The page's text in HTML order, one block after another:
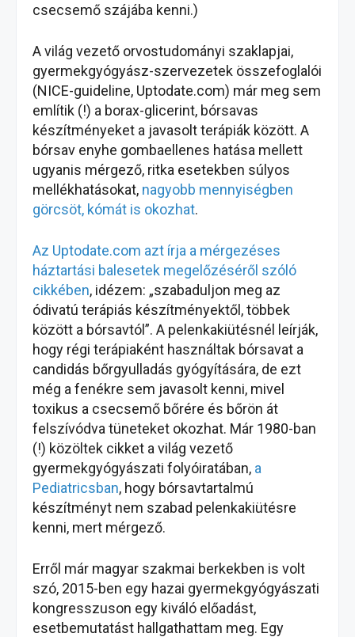
csecsemő szájába kenni.)
A világ vezető orvostudományi szaklapjai,
gyermekgyógyász-szervezetek összefoglalói
(NICE-guideline, Uptodate.com) már meg sem
említik (!) a borax-glicerint, bórsavas
készítményeket a javasolt terápiák között. A
bórsav enyhe gombaellenes hatása mellett
ugyanis mérgező, ritka esetekben súlyos
mellékhatásokat, nagyobb mennyiségben
görcsöt, kómát is okozhat.
Az Uptodate.com azt írja a mérgezéses
háztartási balesetek megelőzéséről szóló
cikkében, idézem: „szabaduljon meg az
ódivatú terápiás készítményektől, többek
között a bórsavtól”. A pelenkakiütésnél leírják,
hogy régi terápiaként használtak bórsavat a
candidás bőrgyulladás gyógyítására, de ezt
még a fenékre sem javasolt kenni, mivel
toxikus a csecsemő bőrére és bőrön át
felszívódva tüneteket okozhat. Már 1980-ban
(!) közöltek cikket a világ vezető
gyermekgyógyászati folyóiratában, a
Pediatricsban, hogy bórsavtartalmú
készítményt nem szabad pelenkakiütésre
kenni, mert mérgező.
Erről már magyar szakmai berkekben is volt
szó, 2015-ben egy hazai gyermekgyógyászati
kongresszuson egy kiváló előadást,
esetbemutatást hallgathattam meg. Egy